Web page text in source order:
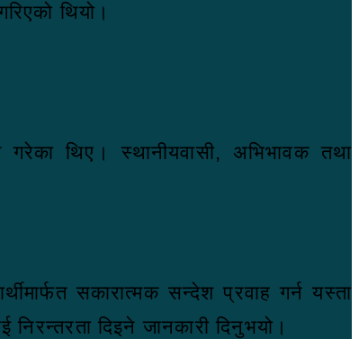
थियो।
गरेका थिए। स्थानीयवासी, अभिभावक तथा
सकारात्मक सन्देश प्रवाह गर्न यस्ता
दिइने जानकारी दिनुभयो।